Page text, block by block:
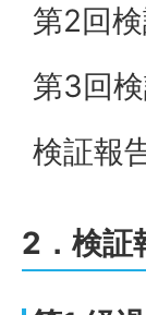
第2回
第3回
検証報
2．検証